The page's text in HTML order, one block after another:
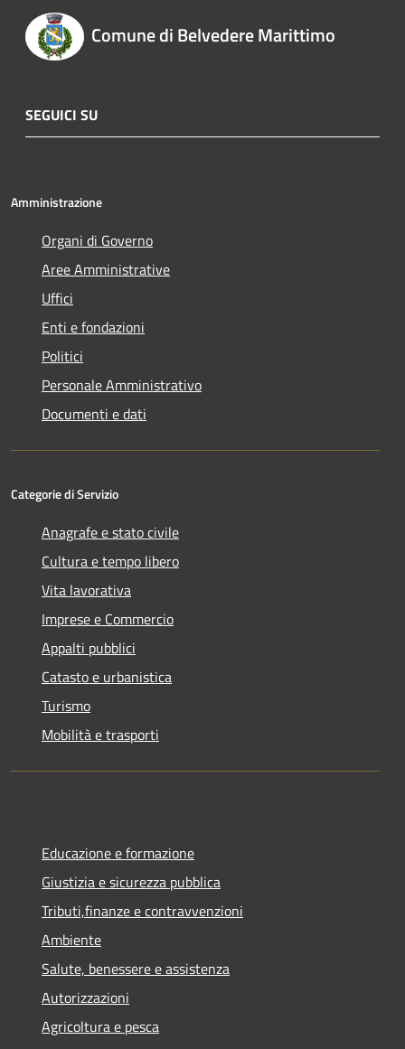
Comune di Belvedere Marittimo
SEGUICI SU
Amministrazione
Organi di Governo
Aree Amministrative
Uffici
Enti e fondazioni
Politici
Personale Amministrativo
Documenti e dati
Categorie di Servizio
Anagrafe e stato civile
Cultura e tempo libero
Vita lavorativa
Imprese e Commercio
Appalti pubblici
Catasto e urbanistica
Turismo
Mobilità e trasporti
Educazione e formazione
Giustizia e sicurezza pubblica
Tributi,finanze e contravvenzioni
Ambiente
Salute, benessere e assistenza
Autorizzazioni
Agricoltura e pesca